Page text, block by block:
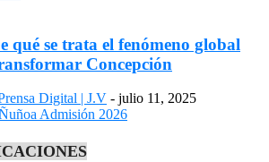
qué se trata el fenómeno global
Concepción
Digital | J.V - julio 11, 2025